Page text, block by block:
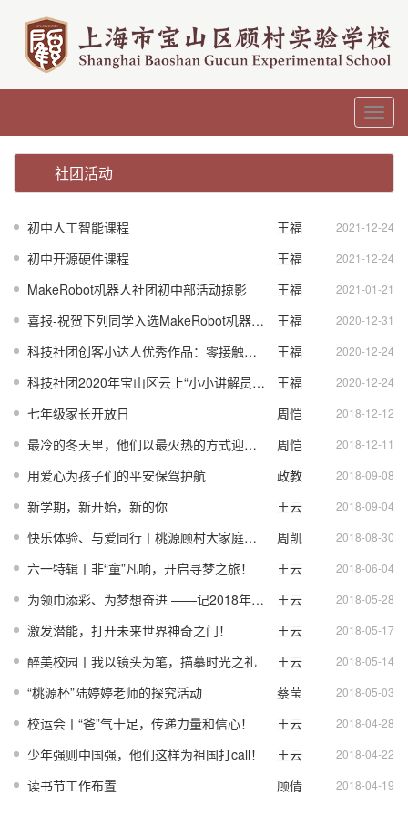
社团活动
初中人工智能课程
王福
麟
2021-12-24
初中开源硬件课程
王福
麟
2021-12-24
MakeRobot机器人社团初中部活动掠影
王福
麟
2021-01-21
喜报-祝贺下列同学入选MakeRobot机器人社团
王福
麟
2020-12-31
科技社团创客小达人优秀作品：零接触电梯外按钮智能辅助装置
王福
麟
2020-12-24
科技社团2020年宝山区云上“小小讲解员”微视频活动
王福
麟
2020-12-24
七年级家长开放日 周恺 2018-12-12
最冷的冬天里，他们以最火热的方式迎接春天~ 周恺 2018-12-11
用爱心为孩子们的平安保驾护航
政教
处
2018-09-08
新学期，新开始，新的你
王云
平
2018-09-04
快乐体验、与爱同行丨桃源顾村大家庭迎来新成员！ 周凯 2018-08-30
六一特辑丨非“童”凡响，开启寻梦之旅！
王云
平
2018-06-04
为领巾添彩、为梦想奋进 ——记2018年我校少先队入队仪式
王云
平
2018-05-28
激发潜能，打开未来世界神奇之门！
王云
平
2018-05-17
醉美校园丨我以镜头为笔，描摹时光之礼
王云
平
2018-05-14
“桃源杯”陆婷婷老师的探究活动 蔡莹 2018-05-03
校运会丨“爸”气十足，传递力量和信心！
王云
平
2018-04-28
少年强则中国强，他们这样为祖国打call！
王云
平
2018-04-22
读书节工作布置 顾倩 2018-04-19